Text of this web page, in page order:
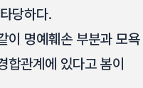
당하다.
이 명예훼손 부분과 모욕
관계에 있다고 봄이